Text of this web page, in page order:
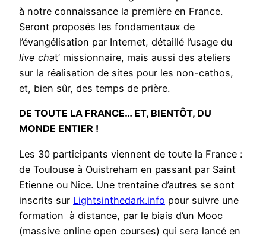
à notre connaissance la première en France.
Seront proposés les fondamentaux de
l’évangélisation par Internet, détaillé l’usage du
live chat’ missionnaire, mais aussi des ateliers
sur la réalisation de sites pour les non-cathos,
et, bien sûr, des temps de prière.
DE TOUTE LA FRANCE… ET, BIENTÔT, DU
MONDE ENTIER !
Les 30 participants viennent de toute la France :
de Toulouse à Ouistreham en passant par Saint
Etienne ou Nice. Une trentaine d’autres se sont
inscrits sur Lightsinthedark.info pour suivre une
formation à distance, par le biais d’un Mooc
(massive online open courses) qui sera lancé en